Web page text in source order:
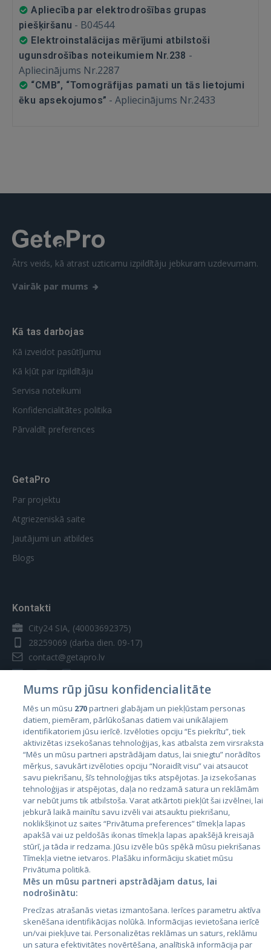
IENĀKT
Aizmirsāt paroli? Atcerēties?
FACEBOOK
GOOGLE
Apliecība par elektrodrošības grupas
piešķiršanu - B04544
Elektroinstalācijas mērījumi atbilstoši
ugunsdrošības noteikumiem Nr.238 -
Apliecinājums Nr.2287
“CMB”, “Tomogrāfijas pamati un tās lietojumi
ēku apsekojumos” -Apliecinājums Nr.2433
Ātrs veids, kā atrast uzticamu izpildītāju jebkuram uzdevumam.
Vairāk par mums
Kā tas darbojas
Kā izveidot pasūtījumu
Kā kļūt par izpildītāju
Servisa noteikumi
Konfidencialitātes politika
Pārvaldīt preferences
GetaPro
Par projektu
Atgriezeniskā saite
Jautājumi un atbildes
Blogs
Kontakti
City24 SIA, (40003692375)
28259069 (darba dien. 09-17)
contact@getapro.lv
Valstis
Igaunija
Latvija
Lietuva
City24.lv
City24.ee
GetaPro.lv
GetaPro.ee
Kainos.lt
Paslaugos.lt
auto24.ee
Mums rūp jūsu konfidencialitāte
Mēs un mūsu 270partneri glabājam un piekļūstam personas
datiem, piemēram, pārlūkošanas datiem vai unikālajiem
identifikatoriem jūsu ierīcē. Izvēloties opciju “Es piekrītu”, tiek
aktivizētas izsekošanas tehnoloģijas, kas atbalsta zem virsraksta
“Mēs un mūsu partneri apstrādājam datus, lai sniegtu” norādītos
mērķus, savukārt izvēloties opciju “Noraidīt visu” vai atsaucot
savu piekrišanu, šīs tehnoloģijas tiks atspējotas. Ja izsekošanas
tehnoloģijas ir atspējotas, daļa no redzamā satura un reklāmām
var nebūt jums tik atbilstoša. Varat atkārtoti piekļūt šai izvēlnei, lai
jebkurā laikā mainītu savu izvēli vai atsauktu piekrišanu,
noklikšķinot uz saites “Privātuma preferences” tīmekļa lapas
apakšā vai uz peldošās ikonas tīmekļa lapas apakšējā kreisajā
stūrī, ja tāda ir redzama. Jūsu izvēle būs spēkā mūsu piekrišanas
Tīmekļa vietne ietvaros. Plašāku informāciju skatiet mūsu
Privātuma politikā.
Mēs un mūsu partneri apstrādājam datus, lai
nodrošinātu:
Precīzas atrašanās vietas izmantošana. Ierīces parametru aktīva
skenēšana identifikācijas nolūkā. Informācijas ievietošana ierīcē
un/vai piekļuve tai. Personalizētas reklāmas un saturs, reklāmu
un satura efektivitātes novērtēšana, analītiskā informācija par